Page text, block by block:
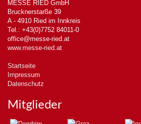
MESSE RIED GmbH
Brucknerstarße 39
A - 4910 Ried im Innkreis
Tel.: +43(0)7752 84011-0
office@messe-ried.at
www.messe-ried.at
Startseite
Impressum
Datenschutz
Mitglieder